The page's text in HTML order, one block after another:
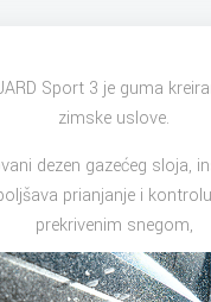
Sport 3 je guma
zimske uslove.
dezen gazećeg sloja,
prianjanje i
prekrivenim snegom,